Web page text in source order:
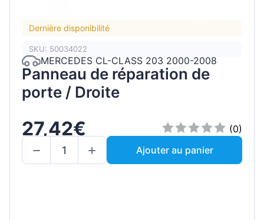
Dernière disponibilité
SKU: 50034022
MERCEDES CL-CLASS 203 2000-2008
Panneau de réparation de
porte / Droite
27,42€
(0)
Ajouter au panier